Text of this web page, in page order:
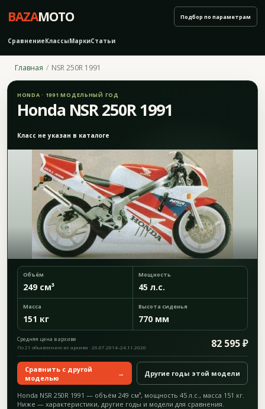
BAZAMOTO
СравнениеКлассыМаркиСтатьи
Подбор по параметрам
Главная NSR 250R 1991
HONDA · 1991 МОДЕЛЬНЫЙ ГОД
Honda NSR 250R 1991
Класс не указан в каталоге
Объём
249 см³
Мощность
45 л.с.
Масса
151 кг
Высота сиденья
770 мм
Средняя цена в архиве 82 595 ₽
По 21 объявлению из архива · 26.07.2014–24.11.2020
Сравнить с другой
моделью
→ Другие годы этой модели
Honda NSR 250R 1991 — объём 249 см³, мощность 45 л.с., масса 151 кг.
Ниже — характеристики, другие годы и модели для сравнения.